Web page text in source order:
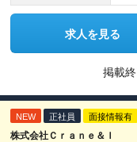
求人を見る
掲載
NEW 正社員 面接情報有
株式会社Ｃｒａｎｅ＆Ｉ